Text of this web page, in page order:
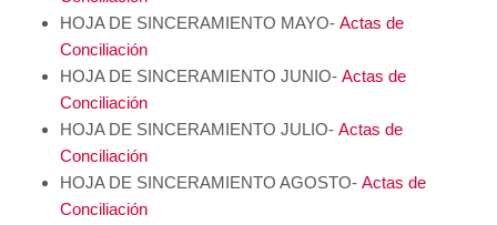
HOJA DE SINCERAMIENTO MAYO- Actas de
Conciliación
HOJA DE SINCERAMIENTO JUNIO- Actas de
Conciliación
HOJA DE SINCERAMIENTO JULIO- Actas de
Conciliación
HOJA DE SINCERAMIENTO AGOSTO- Actas de
Conciliación